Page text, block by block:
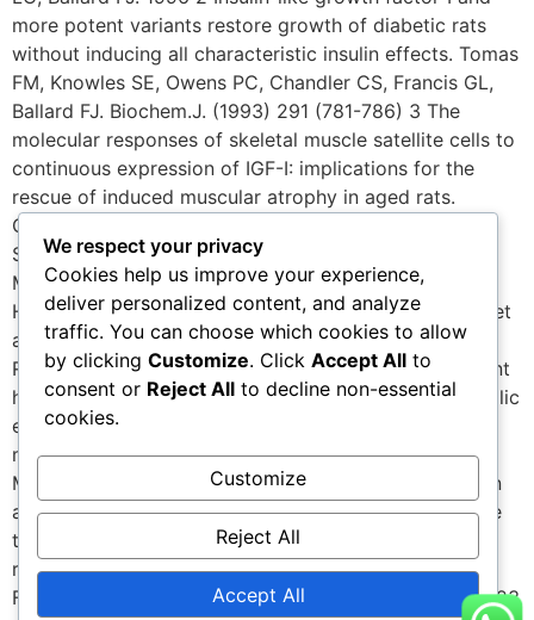
We respect your privacy
Cookies help us improve your experience,
deliver personalized content, and analyze
traffic. You can choose which cookies to allow
by clicking Customize. Click Accept All to
consent or Reject All to decline non-essential
cookies.
Customize
Reject All
Accept All